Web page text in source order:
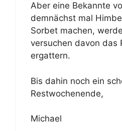
Aber eine Bekannte
demnächst mal
Sorbet machen,
versuchen davon das
ergattern.
Bis dahin noch ein
Restwochenende,
Michael